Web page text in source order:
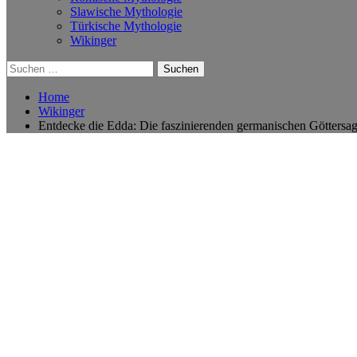
Slawische Mythologie
Türkische Mythologie
Wikinger
Suchen
nach:
Home
Wikinger
Entdecke die Edda: Die faszinierenden germanischen